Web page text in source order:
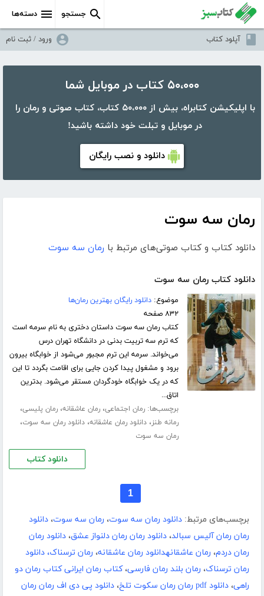
دسته‌ها جستجو
آپلود کتاب ورود / ثبت نام
۵۰،۰۰۰ کتاب در موبایل شما
با اپلیکیشن کتابراه، بیش از ۵۰،۰۰۰ کتاب، کتاب صوتی و رمان را
در موبایل و تبلت خود داشته باشید!
دانلود و نصب رایگان
رمان سه سوت
دانلود کتاب و کتاب صوتی‌های مرتبط با رمان سه سوت
دانلود کتاب رمان سه سوت
موضوع:دانلود رایگان بهترین رمان‌ها
۸۳۲ صفحه
کتاب رمان سه سوت داستان دختری به نام سرمه است
که ترم سه تربیت بدنی در دانشگاه تهران درس
می‌خواند. سرمه این ترم مجبور می‌شود از خوابگاه بیرون
برود و مشغول پیدا کردن جایی برای اقامت بگردد تا این
که در یک خوابگاه خودگردان مستقر می‌شود. بدترین
اتاق...
برچسب‌ها:رمان اجتماعی،رمان عاشقانه،رمان پلیسی،
رمانه طنز،دانلود رمان عاشقانه،دانلود رمان سه سوت،
رمان سه سوت
دانلود کتاب
1
برچسب‌های مرتبط: دانلود رمان سه سوت، رمان سه سوت، دانلود
رمان رمان آلیس سبالد، دانلود رمان رمان دلنواز عشق، دانلود رمان
رمان دردم، رمان عاشقانهدانلود رمان عاشقانه، رمان ترسناک، دانلود
رمان ترسناک، رمان بلند رمان فارسی،کتاب رمان ایرانی کتاب رمان دو
راهی، دانلود pdf رمان رمان سکوت تلخ ، دانلود پی دی اف رمان رمان